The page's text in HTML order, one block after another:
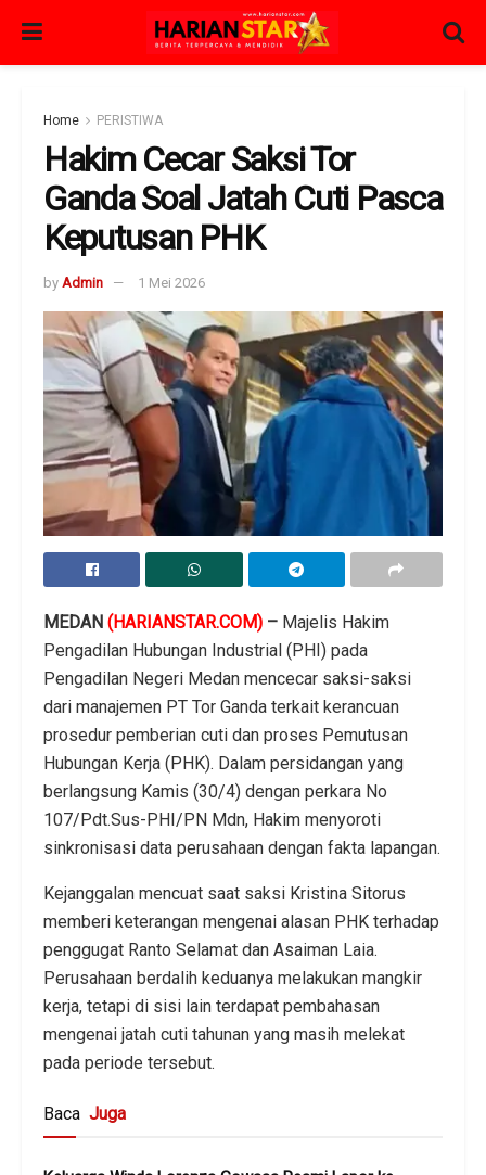
Home PERISTIWA
Hakim Cecar Saksi Tor
Ganda Soal Jatah Cuti Pasca
Keputusan PHK
by Admin 1 Mei 2026
MEDAN (HARIANSTAR.COM) – Majelis Hakim
Pengadilan Hubungan Industrial (PHI) pada
Pengadilan Negeri Medan mencecar saksi-saksi
dari manajemen PT Tor Ganda terkait kerancuan
prosedur pemberian cuti dan proses Pemutusan
Hubungan Kerja (PHK). Dalam persidangan yang
berlangsung Kamis (30/4) dengan perkara No
107/Pdt.Sus-PHI/PN Mdn, Hakim menyoroti
sinkronisasi data perusahaan dengan fakta lapangan.
Kejanggalan mencuat saat saksi Kristina Sitorus
memberi keterangan mengenai alasan PHK terhadap
penggugat Ranto Selamat dan Asaiman Laia.
Perusahaan berdalih keduanya melakukan mangkir
kerja, tetapi di sisi lain terdapat pembahasan
mengenai jatah cuti tahunan yang masih melekat
pada periode tersebut.
Baca Juga